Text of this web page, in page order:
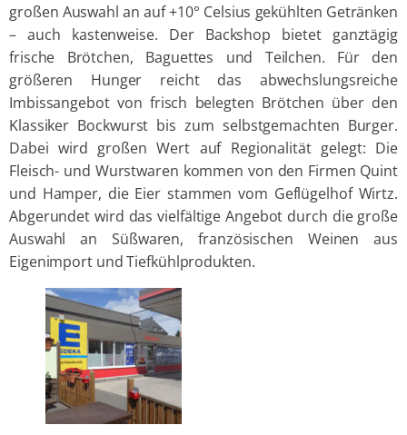
großen Auswahl an auf +10° Celsius gekühlten Getränken
– auch kastenweise. Der Backshop bietet ganztägig
frische Brötchen, Baguettes und Teilchen. Für den
größeren Hunger reicht das abwechslungsreiche
Imbissangebot von frisch belegten Brötchen über den
Klassiker Bockwurst bis zum selbstgemachten Burger.
Dabei wird großen Wert auf Regionalität gelegt: Die
Fleisch- und Wurstwaren kommen von den Firmen Quint
und Hamper, die Eier stammen vom Geflügelhof Wirtz.
Abgerundet wird das vielfältige Angebot durch die große
Auswahl an Süßwaren, französischen Weinen aus
Eigenimport und Tiefkühlprodukten.